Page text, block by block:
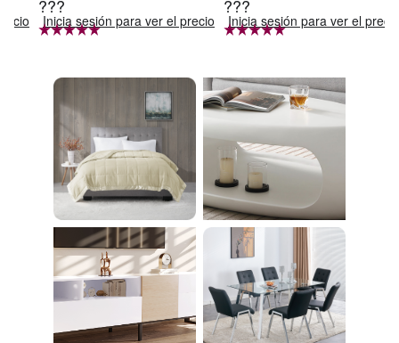
e Black, Iron Clear Gl
ass Shade,4-Lights E
nity Light
???
Inicia sesión para ver el precio
定 足固定 腹筋器具
腹筋マシン 足を押さ
レーニング器具 エク
ササイズ ダイエット
旅行 自宅 WBGHS-0
1-R
???
Inicia sesión para ver el precio